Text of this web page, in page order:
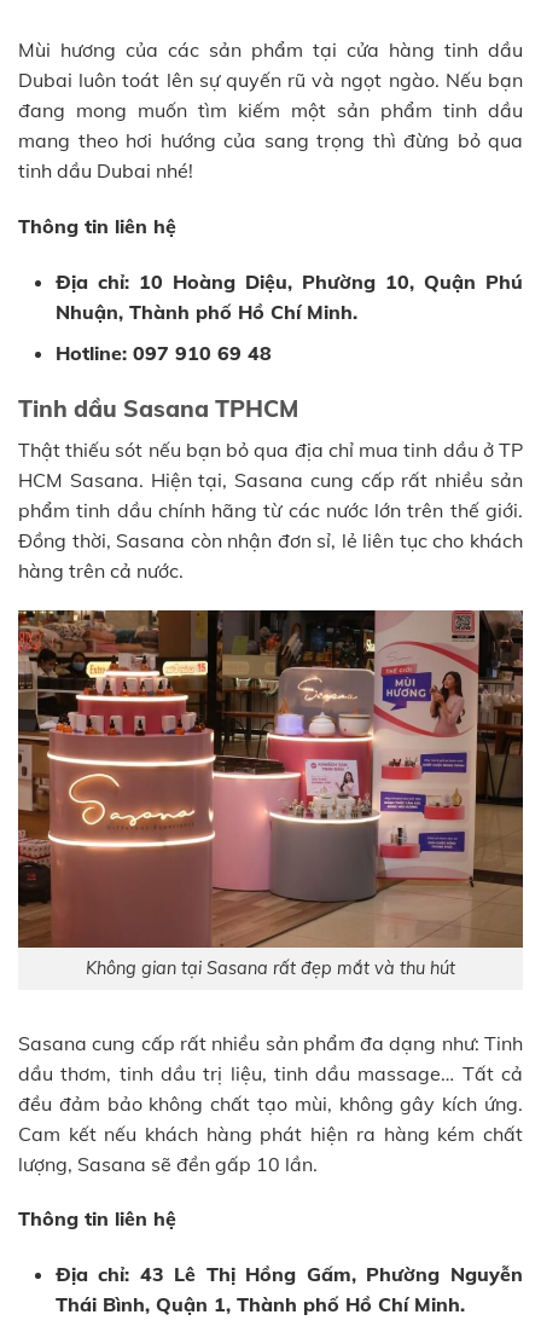
Mùi hương của các sản phẩm tại cửa hàng tinh dầu
Dubai luôn toát lên sự quyến rũ và ngọt ngào. Nếu bạn
đang mong muốn tìm kiếm một sản phẩm tinh dầu
mang theo hơi hướng của sang trọng thì đừng bỏ qua
tinh dầu Dubai nhé!
Thông tin liên hệ
Địa chỉ: 10 Hoàng Diệu, Phường 10, Quận Phú
Nhuận, Thành phố Hồ Chí Minh.
Hotline: 097 910 69 48
Tinh dầu Sasana TPHCM
Thật thiếu sót nếu bạn bỏ qua địa chỉ mua tinh dầu ở TP
HCM Sasana. Hiện tại, Sasana cung cấp rất nhiều sản
phẩm tinh dầu chính hãng từ các nước lớn trên thế giới.
Đồng thời, Sasana còn nhận đơn sỉ, lẻ liên tục cho khách
hàng trên cả nước.
Không gian tại Sasana rất đẹp mắt và thu hút
Sasana cung cấp rất nhiều sản phẩm đa dạng như: Tinh
dầu thơm, tinh dầu trị liệu, tinh dầu massage… Tất cả
đều đảm bảo không chất tạo mùi, không gây kích ứng.
Cam kết nếu khách hàng phát hiện ra hàng kém chất
lượng, Sasana sẽ đền gấp 10 lần.
Thông tin liên hệ
Địa chỉ: 43 Lê Thị Hồng Gấm, Phường Nguyễn
Thái Bình, Quận 1, Thành phố Hồ Chí Minh.